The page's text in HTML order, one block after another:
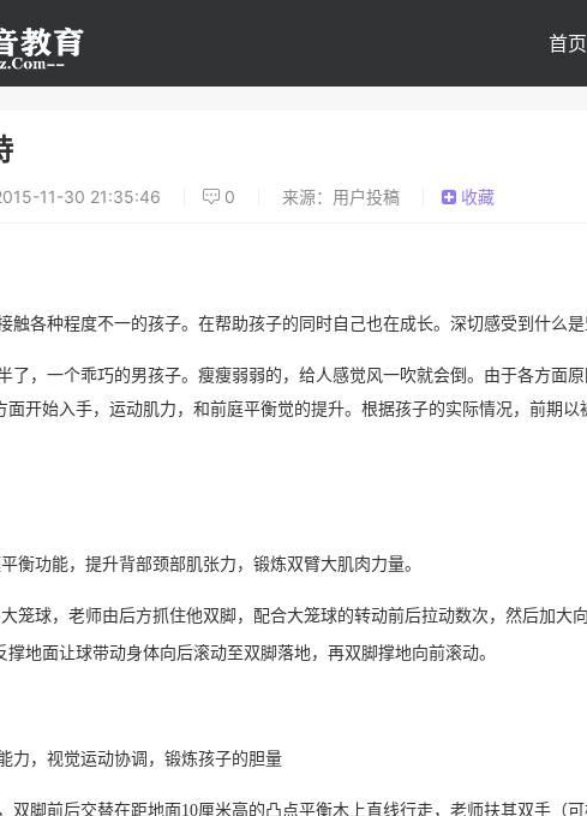
首页
11-30 21:35:46 0 来源：用户投稿 收藏
触各种程度不一的孩子。在帮助孩子的同时自己也在成长。深切感受到什么是
了，一个乖巧的男孩子。瘦瘦弱弱的，给人感觉风一吹就会倒。由于各方面
面开始入手，运动肌力，和前庭平衡觉的提升。根据孩子的实际情况，前期以
衡功能，提升背部颈部肌张力，锻炼双臂大肌肉力量。
笼球，老师由后方抓住他双脚，配合大笼球的转动前后拉动数次，然后加大
撑地面让球带动身体向后滚动至双脚落地，再双脚撑地向前滚动。
力，视觉运动协调，锻炼孩子的胆量
双脚前后交替在距地面10厘米高的凸点平衡木上直线行走，老师扶其双手（